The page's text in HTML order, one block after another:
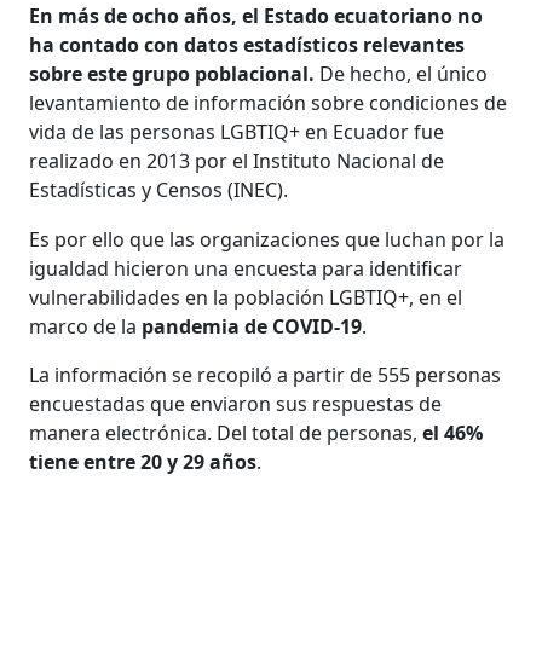
En más de ocho años, el Estado ecuatoriano no
ha contado con datos estadísticos relevantes
sobre este grupo poblacional. De hecho, el único
levantamiento de información sobre condiciones de
vida de las personas LGBTIQ+ en Ecuador fue
realizado en 2013 por el Instituto Nacional de
Estadísticas y Censos (INEC).
Es por ello que las organizaciones que luchan por la
igualdad hicieron una encuesta para identificar
vulnerabilidades en la población LGBTIQ+, en el
marco de la pandemia de COVID-19.
La información se recopiló a partir de 555 personas
encuestadas que enviaron sus respuestas de
manera electrónica. Del total de personas,el 46%
tiene entre 20 y 29 años.